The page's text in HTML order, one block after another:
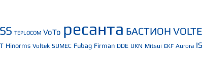
TEPLOCOM VoTo ресанта БАСТИОН
Hinorms Voltek SUMEC Fubag Firman DDE UKN Mitsui EKF Aurora